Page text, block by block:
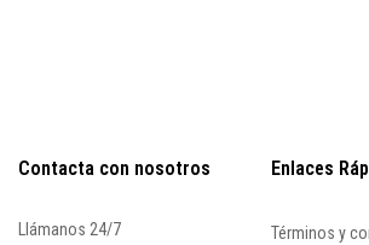
Contacta con nosotros
Llámanos 24/7
Enlaces
Términos y